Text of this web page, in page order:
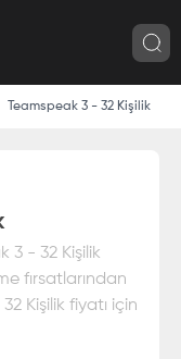
Teamspeak 3 - 32 Kişilik
3 - 32 Kişilik
fırsatlarından
Kişilik fiyatı için